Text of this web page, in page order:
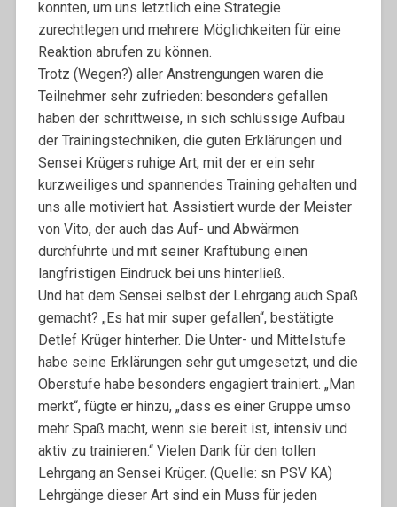
konnten, um uns letztlich eine Strategie
zurechtlegen und mehrere Möglichkeiten für eine
Reaktion abrufen zu können.
Trotz (Wegen?) aller Anstrengungen waren die
Teilnehmer sehr zufrieden: besonders gefallen
haben der schrittweise, in sich schlüssige Aufbau
der Trainingstechniken, die guten Erklärungen und
Sensei Krügers ruhige Art, mit der er ein sehr
kurzweiliges und spannendes Training gehalten und
uns alle motiviert hat. Assistiert wurde der Meister
von Vito, der auch das Auf- und Abwärmen
durchführte und mit seiner Kraftübung einen
langfristigen Eindruck bei uns hinterließ.
Und hat dem Sensei selbst der Lehrgang auch Spaß
gemacht? „Es hat mir super gefallen“, bestätigte
Detlef Krüger hinterher. Die Unter- und Mittelstufe
habe seine Erklärungen sehr gut umgesetzt, und die
Oberstufe habe besonders engagiert trainiert. „Man
merkt“, fügte er hinzu, „dass es einer Gruppe umso
mehr Spaß macht, wenn sie bereit ist, intensiv und
aktiv zu trainieren.“ Vielen Dank für den tollen
Lehrgang an Sensei Krüger. (Quelle: sn PSV KA)
Lehrgänge dieser Art sind ein Muss für jeden